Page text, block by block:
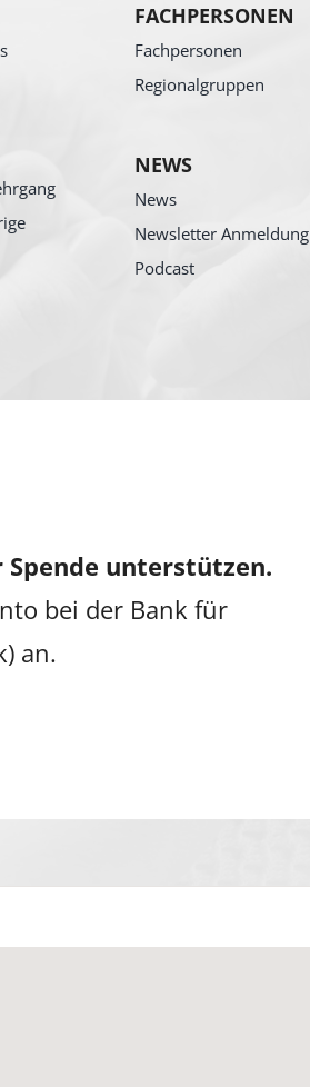
FACHPERSONEN
Fachpersonen
Regionalgruppen
NEWS
News
Newsletter Anmeldung
Podcast
unterstützen.
bei der Bank für
an.